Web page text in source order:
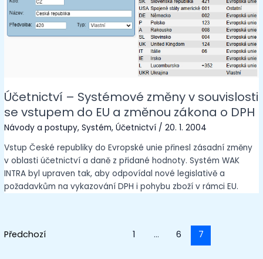
Účetnictví – Systémové změny v souvislosti
se vstupem do EU a změnou zákona o DPH
Návody a postupy,Systém,Účetnictví /20. 1. 2004
Vstup České republiky do Evropské unie přinesl zásadní změny
v oblasti účetnictví a daně z přidané hodnoty. Systém WAK
INTRA byl upraven tak, aby odpovídal nové legislativě a
požadavkům na vykazování DPH i pohybu zboží v rámci EU.
←Previous 1 … 6 7